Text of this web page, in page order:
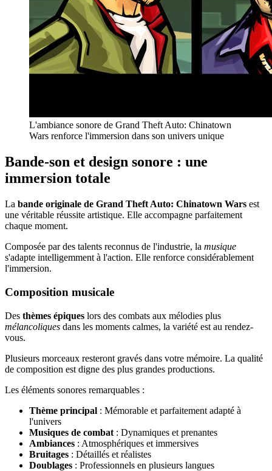
L'ambiance sonore de Grand Theft Auto: Chinatown
Wars renforce l'immersion dans son univers unique
Bande-son et design sonore : une
immersion totale
La bande originale de Grand Theft Auto: Chinatown Wars est
une véritable réussite artistique. Elle accompagne parfaitement
chaque moment.
Composée par des talents reconnus de l'industrie, la musique
s'adapte intelligemment à l'action. Elle renforce considérablement
l'immersion.
Composition musicale
Des thèmes épiques lors des combats aux mélodies plus
mélancoliques dans les moments calmes, la variété est au rendez-
vous.
Plusieurs morceaux resteront gravés dans votre mémoire. La qualité
de composition est digne des plus grandes productions.
Les éléments sonores remarquables :
Thème principal : Mémorable et parfaitement adapté à
l'univers
Musiques de combat : Dynamiques et prenantes
Ambiances : Atmosphériques et immersives
Bruitages : Détaillés et réalistes
Doublages : Professionnels en plusieurs langues